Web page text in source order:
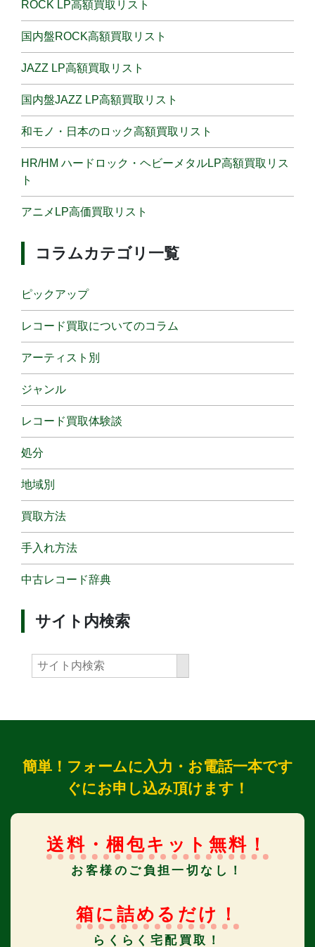
ROCK LP高額買取リスト
国内盤ROCK高額買取リスト
JAZZ LP高額買取リスト
国内盤JAZZ LP高額買取リスト
和モノ・日本のロック高額買取リスト
HR/HM ハードロック・ヘビーメタルLP高額買取リス
ト
アニメLP高価買取リスト
コラムカテゴリ一覧
ピックアップ
レコード買取についてのコラム
アーティスト別
ジャンル
レコード買取体験談
処分
地域別
買取方法
手入れ方法
中古レコード辞典
サイト内検索
簡単！フォームに入力・お電話一本です
ぐにお申し込み頂けます！
送料・梱包キット無料！
お客様のご負担一切なし！
箱に詰めるだけ！
らくらく宅配買取！